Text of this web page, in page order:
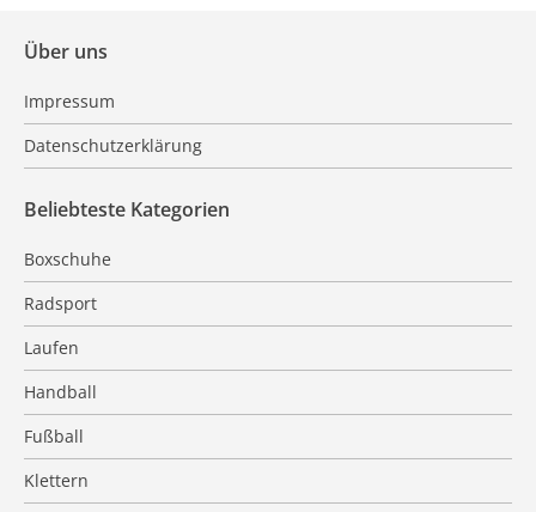
Über uns
Impressum
Datenschutzerklärung
Beliebteste Kategorien
Boxschuhe
Radsport
Laufen
Handball
Fußball
Klettern